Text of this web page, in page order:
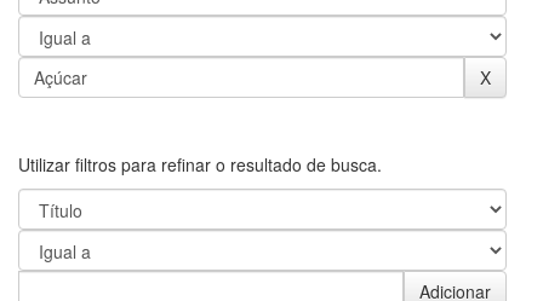
Utilizar filtros para refinar o resultado de busca.